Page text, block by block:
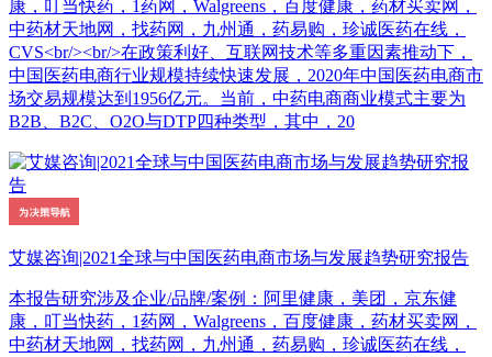
康，叮当快药，1药网，Walgreens，百度健康，药材买卖网，
中药材天地网，找药网，九州通，药易购，珍诚医药在线，
CVS<br/><br/>在政策利好、互联网技术等多重因素推动下，
中国医药电商行业规模持续快速发展，2020年中国医药电商市
场交易规模达到1956亿元。当前，中药电商商业模式主要为
B2B、B2C、O2O与DTP四种类型，其中，20
艾媒咨询|2021全球与中国医药电商市场与发展趋势研究报告
本报告研究涉及企业/品牌/案例：阿里健康，美团，京东健
康，叮当快药，1药网，Walgreens，百度健康，药材买卖网，
中药材天地网，找药网，九州通，药易购，珍诚医药在线，